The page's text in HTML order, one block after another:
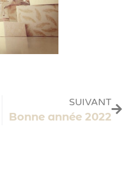
SUIVANT
Bonne année 2022